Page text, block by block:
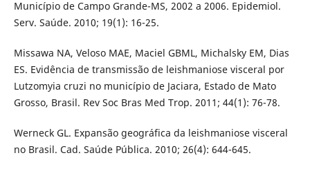
Município de Campo Grande-MS, 2002 a 2006. Epidemiol.
Serv. Saúde. 2010; 19(1): 16-25.
Missawa NA, Veloso MAE, Maciel GBML, Michalsky EM, Dias
ES. Evidência de transmissão de leishmaniose visceral por
Lutzomyia cruzi no município de Jaciara, Estado de Mato
Grosso, Brasil. Rev Soc Bras Med Trop. 2011; 44(1): 76-78.
Werneck GL. Expansão geográfica da leishmaniose visceral
no Brasil. Cad. Saúde Pública. 2010; 26(4): 644-645.